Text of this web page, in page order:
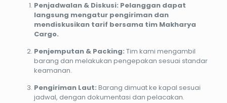
Penjadwalan & Diskusi: Pelanggan dapat
langsung mengatur pengiriman dan
mendiskusikan tarif bersama tim Makharya
Cargo.
Penjemputan & Packing: Tim kami mengambil
barang dan melakukan pengepakan sesuai standar
keamanan.
Pengiriman Laut: Barang dimuat ke kapal sesuai
jadwal, dengan dokumentasi dan pelacakan.